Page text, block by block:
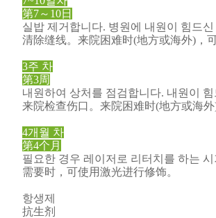
第7～10日
실밥 제거합니다. 병원에 내원이 힘드
清除缝线。来院困难时(地方或海外)，
3주 차
第3周
내원하여 상처를 점검합니다. 내원이
来院检查伤口。来院困难时(地方或海
4개월 차
第4个月
필요한 경우 레이저로 리터치를 하는
需要时，可使用激光进行修饰。
항생제
抗生剂